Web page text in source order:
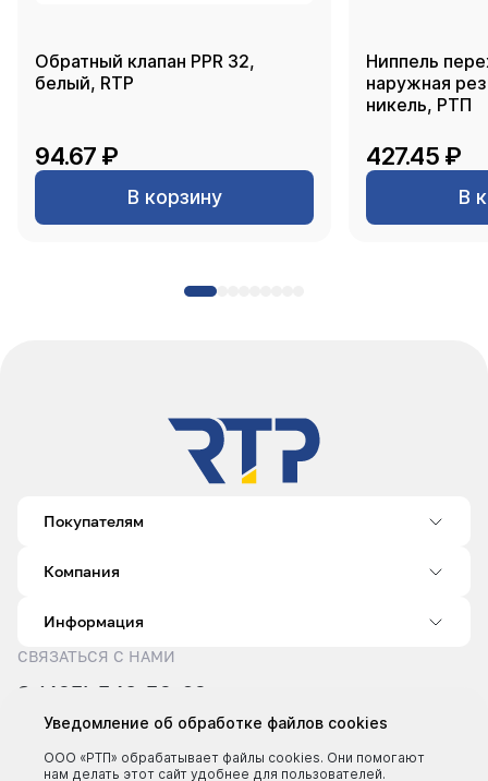
Обратный клапан PPR 32,
белый, RTP
94.67 ₽
В корзину
Ниппель
наружная
никель, РТП
427.45 ₽
В
Покупателям
Компания
Информация
СВЯЗАТЬСЯ С НАМИ
8 (495) 540-52-62
sale@rtp.ru
Пн–Пт: 9:00–18:00
Уведомление об обработке файлов cookies
ООО «РТП» обрабатывает файлы cookies. Они помогают
нам делать этот сайт удобнее для пользователей.